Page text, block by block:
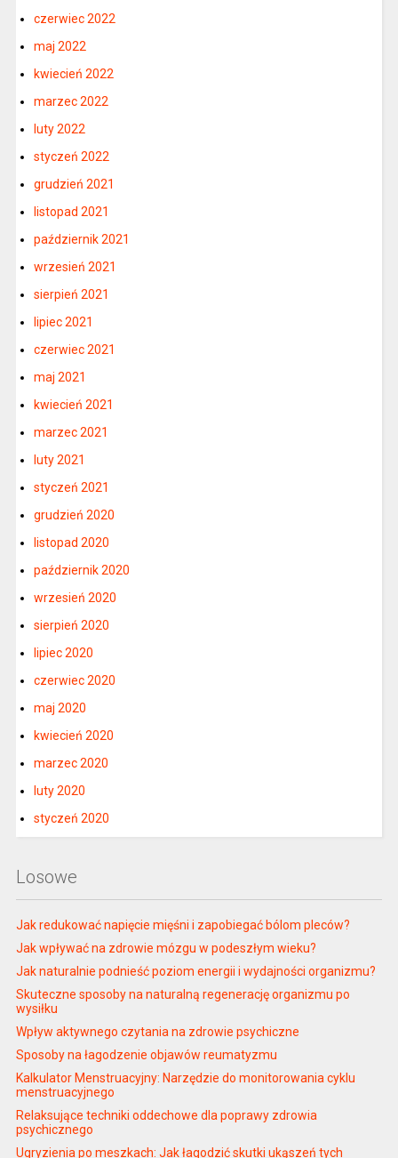
czerwiec 2022
maj 2022
kwiecień 2022
marzec 2022
luty 2022
styczeń 2022
grudzień 2021
listopad 2021
październik 2021
wrzesień 2021
sierpień 2021
lipiec 2021
czerwiec 2021
maj 2021
kwiecień 2021
marzec 2021
luty 2021
styczeń 2021
grudzień 2020
listopad 2020
październik 2020
wrzesień 2020
sierpień 2020
lipiec 2020
czerwiec 2020
maj 2020
kwiecień 2020
marzec 2020
luty 2020
styczeń 2020
Losowe
Jak redukować napięcie mięśni i zapobiegać bólom pleców?
Jak wpływać na zdrowie mózgu w podeszłym wieku?
Jak naturalnie podnieść poziom energii i wydajności organizmu?
Skuteczne sposoby na naturalną regenerację organizmu po
wysiłku
Wpływ aktywnego czytania na zdrowie psychiczne
Sposoby na łagodzenie objawów reumatyzmu
Kalkulator Menstruacyjny: Narzędzie do monitorowania cyklu
menstruacyjnego
Relaksujące techniki oddechowe dla poprawy zdrowia
psychicznego
Ugryzienia po meszkach: Jak łagodzić skutki ukąszeń tych